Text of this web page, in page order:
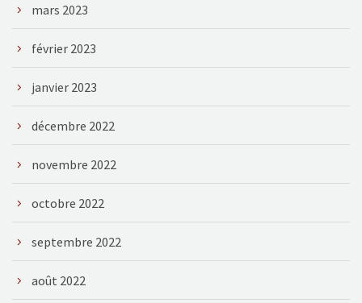
mars 2023
février 2023
janvier 2023
décembre 2022
novembre 2022
octobre 2022
septembre 2022
août 2022